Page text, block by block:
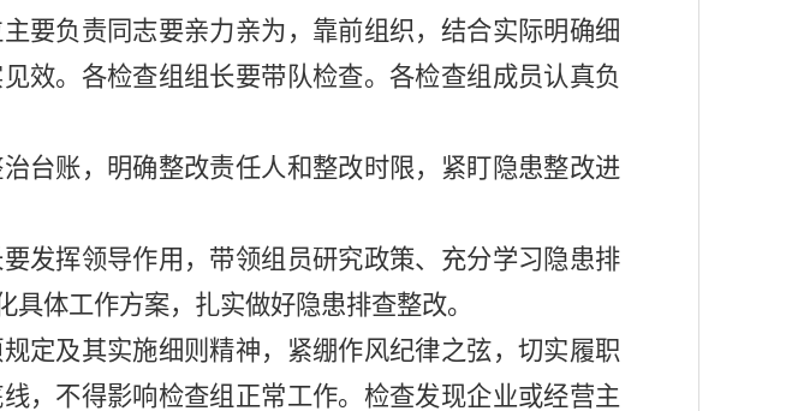
主要负责同志要亲力亲为，靠前组织，结合实际明确细
效。各检查组组长要带队检查。各检查组成员认真负
台账，明确整改责任人和整改时限，紧盯隐患整改进
发挥领导作用，带领组员研究政策、充分学习隐患排
具体工作方案， 扎实做好隐患排查整改。
定及其实施细则精神，紧绷作风纪律之弦，切实履职
，不得影响检查组正常工作。检查发现企业或经营主